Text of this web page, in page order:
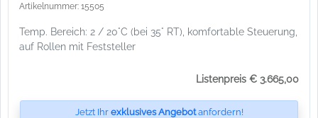
Artikelnummer: 15505
Temp. Bereich: 2 / 20°C (bei 35° RT), komfortable Steuerung,
auf Rollen mit Feststeller
Listenpreis € 3.665,00
Jetzt Ihr exklusives Angebotanfordern!